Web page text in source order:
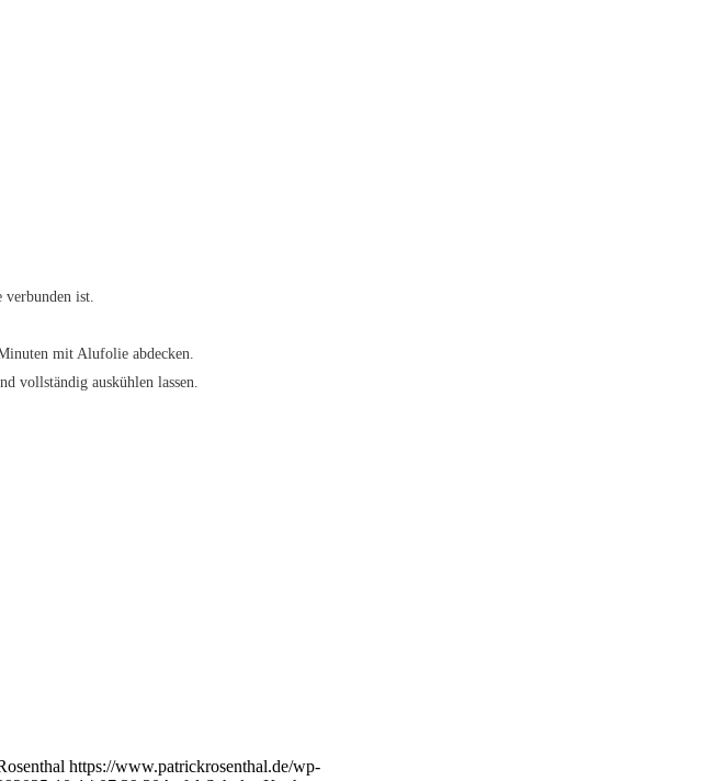
verbunden ist.
mit Alufolie abdecken.
vollständig auskühlen lassen.
https://www.patrickrosenthal.de/wp-